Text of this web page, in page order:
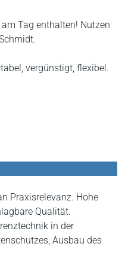
Tag enthalten! Nutzen
vergünstigt, flexibel.
Praxisrelevanz. Hohe
Qualität.
in der
Ausbau des